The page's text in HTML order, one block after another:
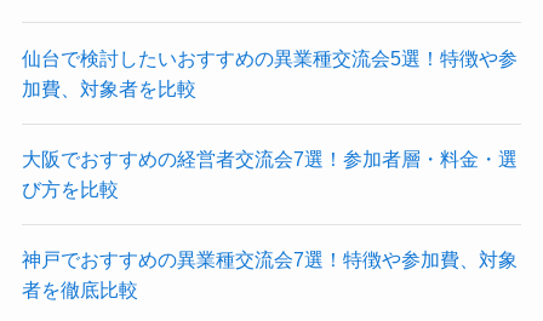
仙台で検討したいおすすめの異業種交流会5選！特徴や参
加費、対象者を比較
大阪でおすすめの経営者交流会7選！参加者層・料金・選
び方を比較
神戸でおすすめの異業種交流会7選！特徴や参加費、対象
者を徹底比較